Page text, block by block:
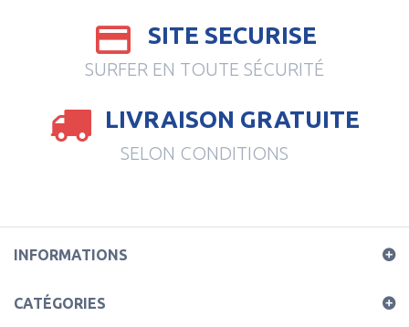
SITE SECURISE
SURFER EN TOUTE SÉCURITÉ
LIVRAISON GRATUITE
SELON CONDITIONS
INFORMATIONS
CATÉGORIES